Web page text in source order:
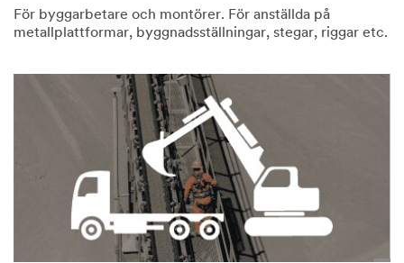
För byggarbetare och montörer. För anställda på
metallplattformar, byggnadsställningar, stegar, riggar etc.